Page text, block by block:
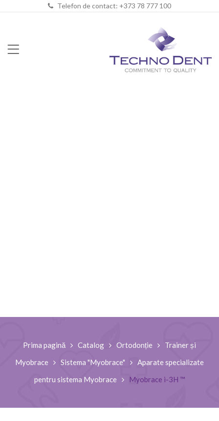
Telefon de contact: +373 78 777 100
Prima pagină Catalog Ortodonție
Trainer și
Myobrace
Sistema "Myobrace"
Aparate specializate
pentru sistema Myobrace
Myobrace i-3H ™